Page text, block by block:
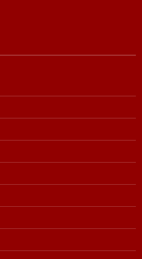
Nghiệp khác
lụa Hà Đông
Đồng Đại Báitại đây